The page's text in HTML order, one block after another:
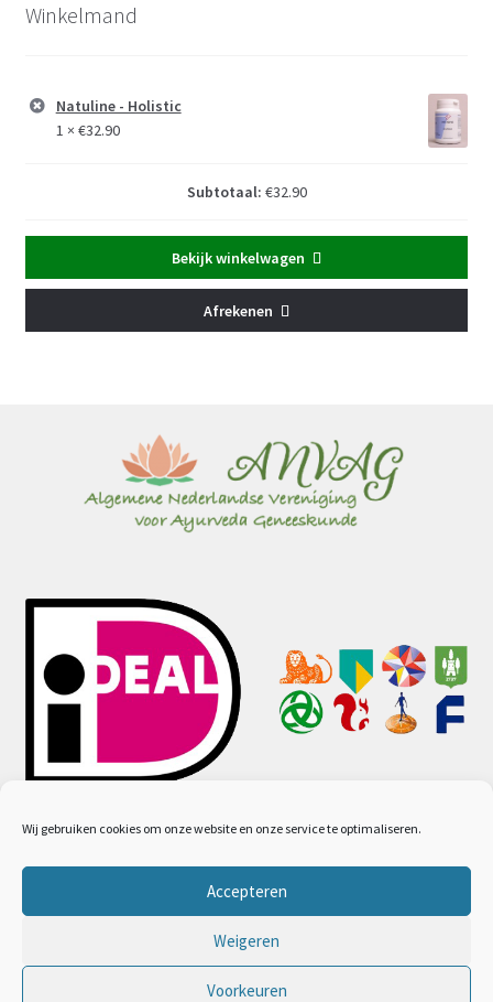
Wij gebruiken cookies om onze website en onze service te optimaliseren.
Accepteren
Weigeren
Voorkeuren
Winkelmand
Natuline - Holistic
1 × €32.90
Subtotaal: €32.90
Bekijk winkelwagen
Afrekenen
© Ayurveda webwinkel 2026
Gebouwd met WooCommerce